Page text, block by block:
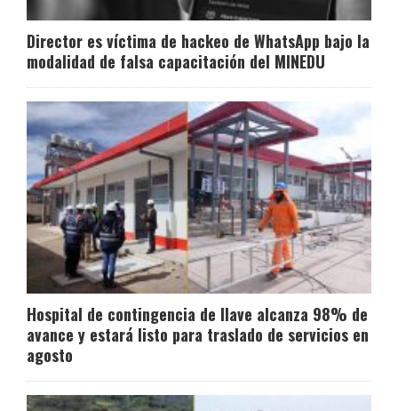
Director es víctima de hackeo de WhatsApp bajo la
modalidad de falsa capacitación del MINEDU
Hospital de contingencia de Ilave alcanza 98% de
avance y estará listo para traslado de servicios en
agosto